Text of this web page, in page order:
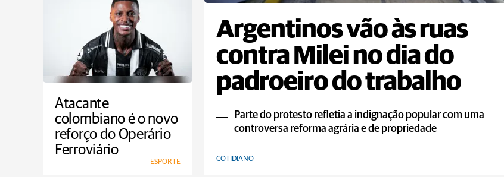
Argentinos vão às ruas
contra Milei no dia do
padroeiro do trabalho
Parte do protesto refletia a indignação popular com uma
controversa reforma agrária e de propriedade
COTIDIANO
Atacante
colombiano é o novo
reforço do Operário
Ferroviário
ESPORTE